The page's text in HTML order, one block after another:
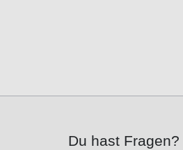
Du hast Fragen?